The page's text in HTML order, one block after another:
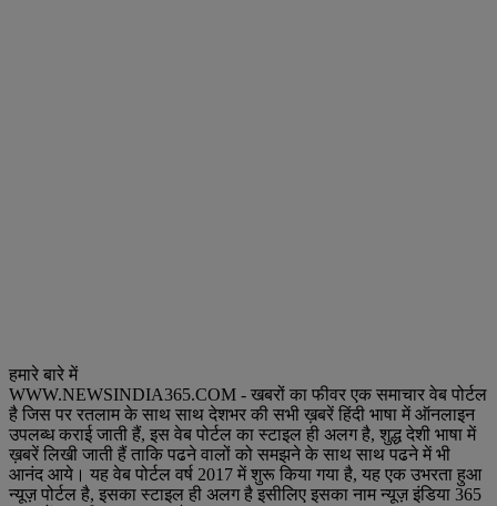
हमारे बारे में
WWW.NEWSINDIA365.COM - खबरों का फीवर एक समाचार वेब पोर्टल
है जिस पर रतलाम के साथ साथ देशभर की सभी ख़बरें हिंदी भाषा में ऑनलाइन
उपलब्ध कराई जाती हैं, इस वेब पोर्टल का स्टाइल ही अलग है, शुद्ध देशी भाषा में
ख़बरें लिखी जाती हैं ताकि पढने वालों को समझने के साथ साथ पढने में भी
आनंद आये। यह वेब पोर्टल वर्ष 2017 में शुरू किया गया है, यह एक उभरता हुआ
न्यूज़ पोर्टल है, इसका स्टाइल ही अलग है इसीलिए इसका नाम न्यूज़ इंडिया 365